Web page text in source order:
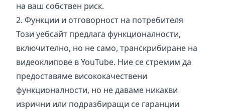
на ваш собствен риск.
2. Функции и отговорност на потребителя
Този уебсайт предлага функционалности,
включително, но не само, транскрибиране на
видеоклипове в YouTube. Ние се стремим да
предоставяме висококачествени
функционалности, но не даваме никакви
изрични или подразбиращи се гаранции